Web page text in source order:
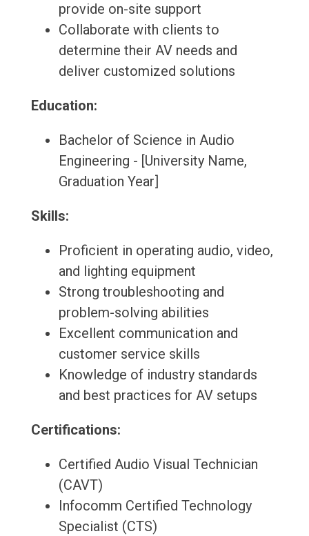
provide on-site support
Collaborate with clients to
determine their AV needs and
deliver customized solutions
Education:
Bachelor of Science in Audio
Engineering - [University Name,
Graduation Year]
Skills:
Proficient in operating audio, video,
and lighting equipment
Strong troubleshooting and
problem-solving abilities
Excellent communication and
customer service skills
Knowledge of industry standards
and best practices for AV setups
Certifications:
Certified Audio Visual Technician
(CAVT)
Infocomm Certified Technology
Specialist (CTS)